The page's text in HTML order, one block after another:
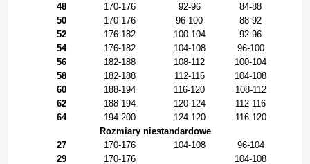
48
170-176 92-96
84-88
50
170-176 96-100
88-92
52
176-182 100-104
92-96
54
176-182 104-108
96-100
56
182-188 108-112
100-104
58
182-188 112-116
104-108
60
188-194 116-120
108-112
62
188-194 120-124
112-116
64
194-200 124-120
116-120
Rozmiary niestandardowe
27
170-176 104-108
96-104
29
170-176
104-108